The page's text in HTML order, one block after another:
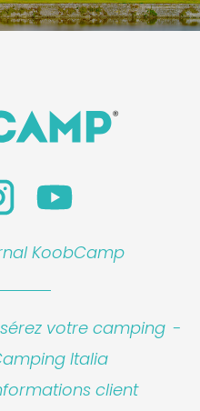
KoobCamp
votre camping -
Italia
client